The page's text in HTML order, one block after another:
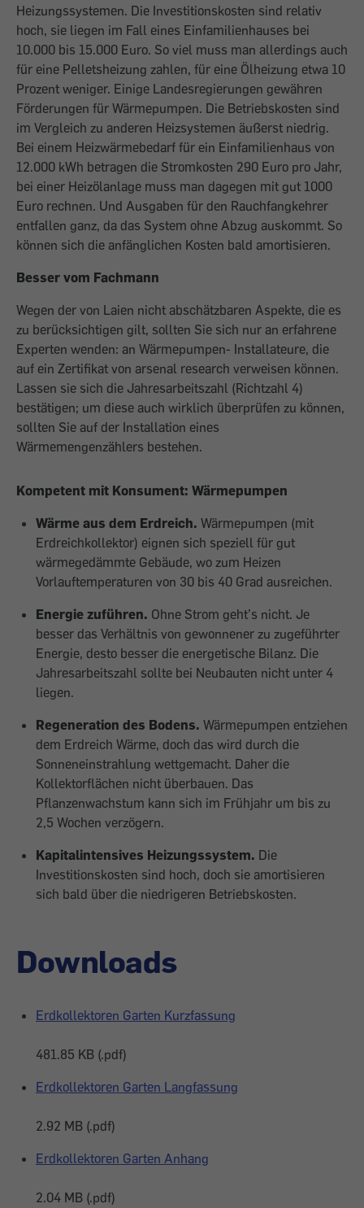
Heizungssystemen. Die Investitionskosten sind relativ
hoch, sie liegen im Fall eines Einfamilienhauses bei
10.000 bis 15.000 Euro. So viel muss man allerdings auch
für eine Pelletsheizung zahlen, für eine Ölheizung etwa 10
Prozent weniger. Einige Landesregierungen gewähren
Förderungen für Wärmepumpen. Die Betriebskosten sind
im Vergleich zu anderen Heizsystemen äußerst niedrig.
Bei einem Heizwärmebedarf für ein Einfamilienhaus von
12.000 kWh betragen die Stromkosten 290 Euro pro Jahr,
bei einer Heizölanlage muss man dagegen mit gut 1000
Euro rechnen. Und Ausgaben für den Rauchfangkehrer
entfallen ganz, da das System ohne Abzug auskommt. So
können sich die anfänglichen Kosten bald amortisieren.
Besser vom Fachmann
Wegen der von Laien nicht abschätzbaren Aspekte, die es
zu berücksichtigen gilt, sollten Sie sich nur an erfahrene
Experten wenden: an Wärmepumpen- Installateure, die
auf ein Zertifikat von arsenal research verweisen können.
Lassen sie sich die Jahresarbeitszahl (Richtzahl 4)
bestätigen; um diese auch wirklich überprüfen zu können,
sollten Sie auf der Installation eines
Wärmemengenzählers bestehen.
Kompetent mit Konsument: Wärmepumpen
Wärme aus dem Erdreich. Wärmepumpen (mit
Erdreichkollektor) eignen sich speziell für gut
wärmegedämmte Gebäude, wo zum Heizen
Vorlauftemperaturen von 30 bis 40 Grad ausreichen.
Energie zuführen. Ohne Strom geht’s nicht. Je
besser das Verhältnis von gewonnener zu zugeführter
Energie, desto besser die energetische Bilanz. Die
Jahresarbeitszahl sollte bei Neubauten nicht unter 4
liegen.
Regeneration des Bodens. Wärmepumpen entziehen
dem Erdreich Wärme, doch das wird durch die
Sonneneinstrahlung wettgemacht. Daher die
Kollektorflächen nicht überbauen. Das
Pflanzenwachstum kann sich im Frühjahr um bis zu
2,5 Wochen verzögern.
Kapitalintensives Heizungssystem. Die
Investitionskosten sind hoch, doch sie amortisieren
sich bald über die niedrigeren Betriebskosten.
Downloads
Erdkollektoren Garten Kurzfassung
481.85 KB (.pdf)
Erdkollektoren Garten Langfassung
2.92 MB (.pdf)
Erdkollektoren Garten Anhang
2.04 MB (.pdf)